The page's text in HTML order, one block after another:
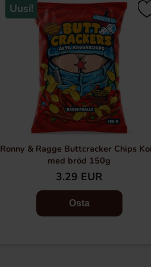
Uusi!
Ronny & Ragge Buttcracker Chips
med bröd 150g
3.29 EUR
Osta